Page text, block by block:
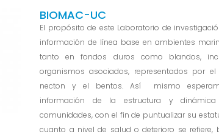
BIOMAC-UC
El propósito de este Laboratorio de
información de línea base en ambientes
tanto en fondos duros como blandos,
organismos asociados, representados por
necton y el bentos. Así mismo
información de la estructura y
comunidades, con el fin de puntualizar su
cuanto a nivel de salud o deterioro se refiere,